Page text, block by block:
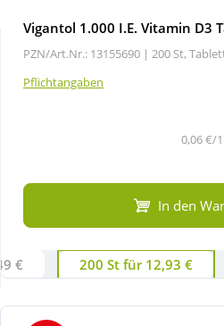
Natur & Homöopathie
Tierbedarf
Wellness
Vigantol 1.000 I.E. Vitamin D3
PZN/Art.Nr.: 13155690 | 200 St,
Pflichtangaben
0,06 €/
In den
€ 200 St für 12,93 €